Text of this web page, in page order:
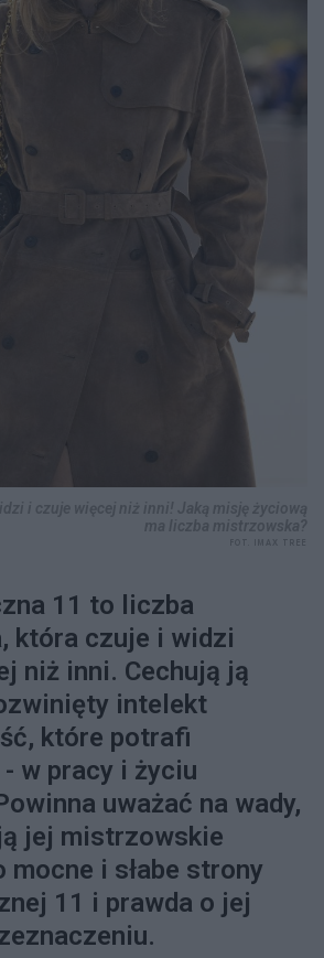
11 to liczba
która czuje i widzi
niż inni. Cechują ją
intelekt
które potrafi
w pracy i życiu
uważać na wady,
jej mistrzowskie
mocne i słabe strony
11 i prawda o jej